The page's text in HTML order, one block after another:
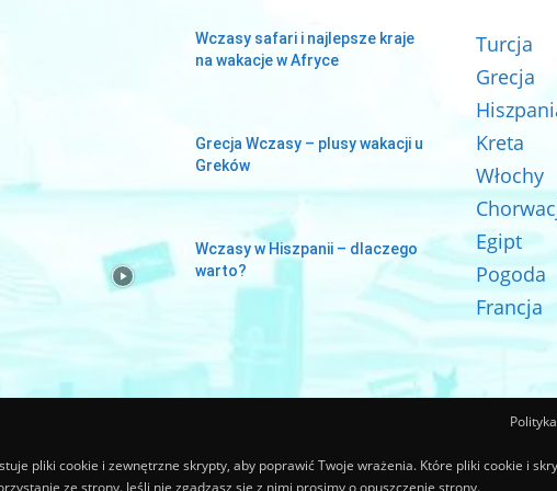
Wczasy safari i najlepsze kraje
na wakacje w Afryce
Grecja Wczasy – plusy wakacji u
Greków
Wczasy w Hiszpanii – dlaczego
warto?
Turcja
Grecja
Kreta
Włochy
Egipt
Pogoda
Francja
pliki cookie i zewnętrzne skrypty, aby poprawić Twoje wrażenia. Które pliki cookie i
ze strony. Jeśli nie zgadzasz się z nimi prosimy o opuszczenie strony.